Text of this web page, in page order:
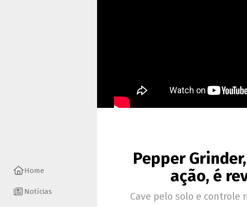
Home
Notícias
Pepper
ação, é
Cave pelo solo e controle